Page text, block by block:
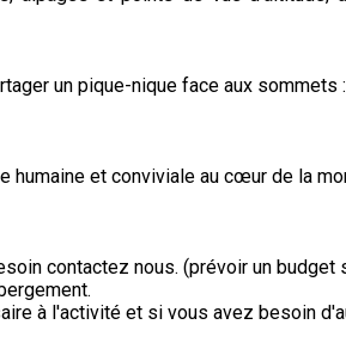
un pique-nique face aux
humaine et conviviale au cœur de la
contactez nous. (prévoir un budget
à l'activité et si vous avez besoin